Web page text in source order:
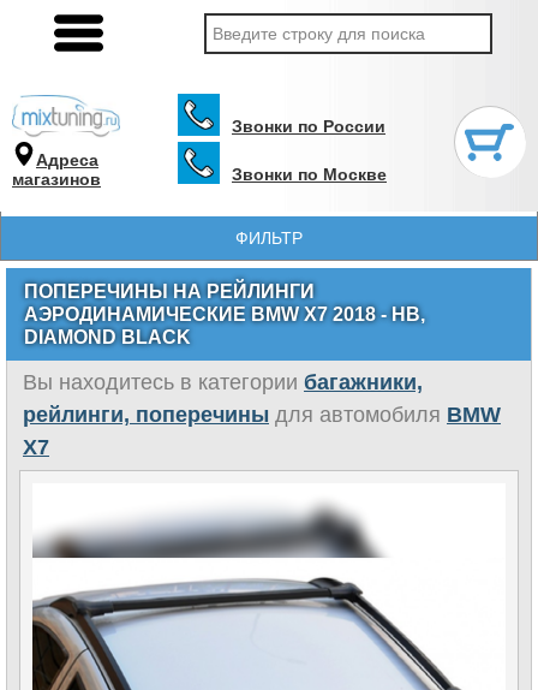
Адреса
магазинов
Звонки по России
Звонки по Москве
ФИЛЬТР
ПОПЕРЕЧИНЫ НА РЕЙЛИНГИ
АЭРОДИНАМИЧЕСКИЕ BMW X7 2018 - НВ,
DIAMOND BLACK
Вы находитесь в категории багажники,
рейлинги, поперечины для автомобиля BMW
X7